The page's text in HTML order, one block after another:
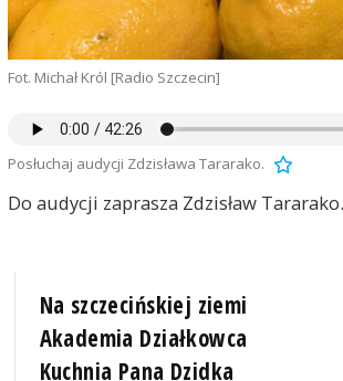
Fot. Michał Król [Radio Szczecin]
Posłuchaj audycji Zdzisława Tararako.
Do audycji zaprasza Zdzisław Tararako.
Na szczecińskiej ziemi
Akademia Działkowca
Kuchnia Pana Dzidka